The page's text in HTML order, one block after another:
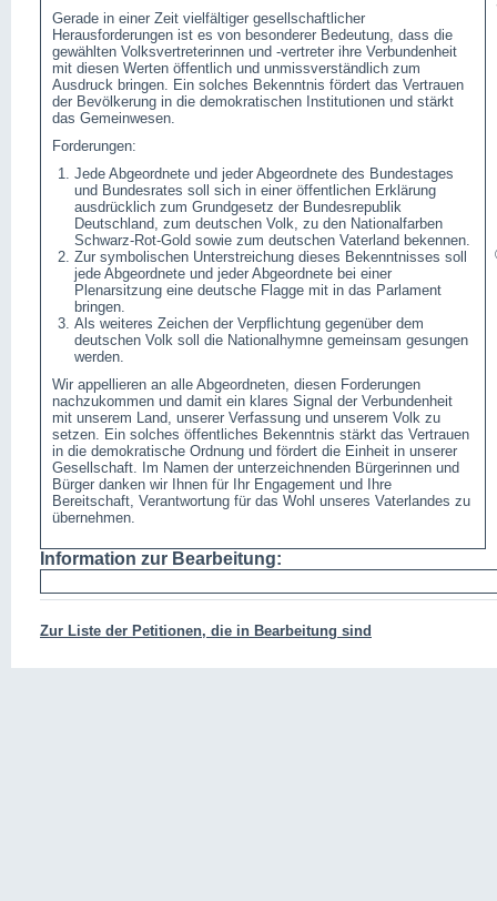
Gerade in einer Zeit vielfältiger gesellschaftlicher
Herausforderungen ist es von besonderer Bedeutung, dass die
gewählten Volksvertreterinnen und -vertreter ihre Verbundenheit
mit diesen Werten öffentlich und unmissverständlich zum
Ausdruck bringen. Ein solches Bekenntnis fördert das Vertrauen
der Bevölkerung in die demokratischen Institutionen und stärkt
das Gemeinwesen.
Forderungen:
Jede Abgeordnete und jeder Abgeordnete des Bundestages
und Bundesrates soll sich in einer öffentlichen Erklärung
ausdrücklich zum Grundgesetz der Bundesrepublik
Deutschland, zum deutschen Volk, zu den Nationalfarben
Schwarz-Rot-Gold sowie zum deutschen Vaterland bekennen.
Zur symbolischen Unterstreichung dieses Bekenntnisses soll
jede Abgeordnete und jeder Abgeordnete bei einer
Plenarsitzung eine deutsche Flagge mit in das Parlament
bringen.
Als weiteres Zeichen der Verpflichtung gegenüber dem
deutschen Volk soll die Nationalhymne gemeinsam gesungen
werden.
Wir appellieren an alle Abgeordneten, diesen Forderungen
nachzukommen und damit ein klares Signal der Verbundenheit
mit unserem Land, unserer Verfassung und unserem Volk zu
setzen. Ein solches öffentliches Bekenntnis stärkt das Vertrauen
in die demokratische Ordnung und fördert die Einheit in unserer
Gesellschaft. Im Namen der unterzeichnenden Bürgerinnen und
Bürger danken wir Ihnen für Ihr Engagement und Ihre
Bereitschaft, Verantwortung für das Wohl unseres Vaterlandes zu
übernehmen.
Information zur Bearbeitung:
Zur Liste der Petitionen, die in Bearbeitung sind